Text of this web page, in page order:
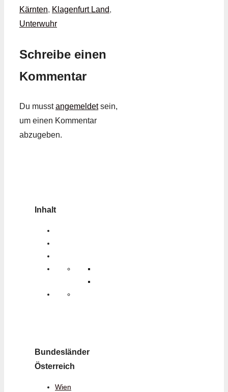
Kärnten, Klagenfurt Land,
Unterwuhr
Schreibe einen
Kommentar
Du musstangemeldetsein,
um einen Kommentar
abzugeben.
Inhalt
Bundesländer
Österreich
Wien